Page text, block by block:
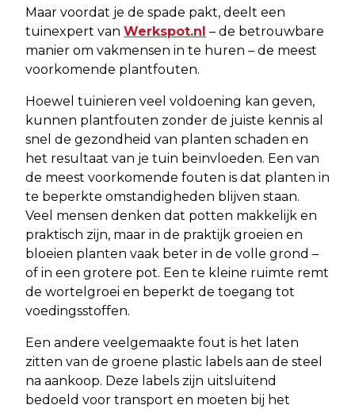
Maar voordat je de spade pakt, deelt een
tuinexpert van Werkspot.nl – de betrouwbare
manier om vakmensen in te huren – de meest
voorkomende plantfouten.
Hoewel tuinieren veel voldoening kan geven,
kunnen plantfouten zonder de juiste kennis al
snel de gezondheid van planten schaden en
het resultaat van je tuin beïnvloeden. Een van
de meest voorkomende fouten is dat planten in
te beperkte omstandigheden blijven staan.
Veel mensen denken dat potten makkelijk en
praktisch zijn, maar in de praktijk groeien en
bloeien planten vaak beter in de volle grond –
of in een grotere pot. Een te kleine ruimte remt
de wortelgroei en beperkt de toegang tot
voedingsstoffen.
Een andere veelgemaakte fout is het laten
zitten van de groene plastic labels aan de steel
na aankoop. Deze labels zijn uitsluitend
bedoeld voor transport en moeten bij het